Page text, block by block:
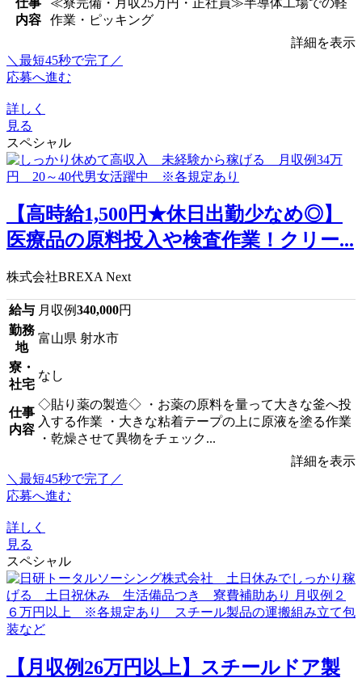
内容
作業・ピッキング
詳細を表示
＼最短45秒で完了／
応募へ進む
詳しく
見る
スペシャル
【高時給1,500円★休日出勤少なめ◎】
医療品の原料投入や検査作業！クリー...
株式会社BREXA Next
給与 月収例340,000円
勤務
地
富山県 射水市
寮・
社宅
なし
仕事
内容
◇貼り薬の製造◇ ・お薬の原料を量って大きな釜へ投
入する作業 ・大きな粘着テープの上に原液を塗る作業
・乾燥させて異物をチェック...
詳細を表示
＼最短45秒で完了／
応募へ進む
詳しく
見る
スペシャル
【月収例26万円以上】スチールドア製